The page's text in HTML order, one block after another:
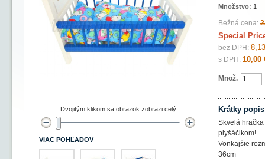
Množstvo: 1
Bežná cena:
Special
bez DPH:
s DPH: 10,00
Množ.
Krátky popis
Skvelá
plyšáčikom!
Vonkajšie
36cm
Dvojitým klikom sa obrazok zobrazi celý
VIAC POHĽADOV